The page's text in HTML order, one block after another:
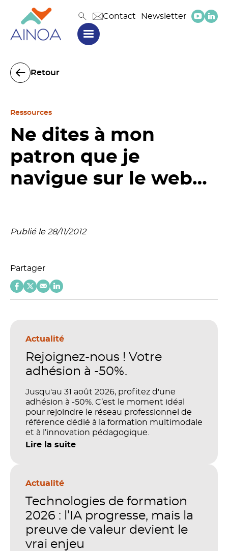
Contact Newsletter
Retour
Ressources
Ne dites à mon
patron que je
navigue sur le web…
Publié le 28/11/2012
Partager
Actualité
Rejoignez-nous ! Votre
adhésion à -50%.
Jusqu'au 31 août 2026, profitez d'une
adhésion à -50%. C’est le moment idéal
pour rejoindre le réseau professionnel de
référence dédié à la formation multimodale
et à l’innovation pédagogique.
Lire la suite
Actualité
Technologies de formation
2026 : l’IA progresse, mais la
preuve de valeur devient le
vrai enjeu